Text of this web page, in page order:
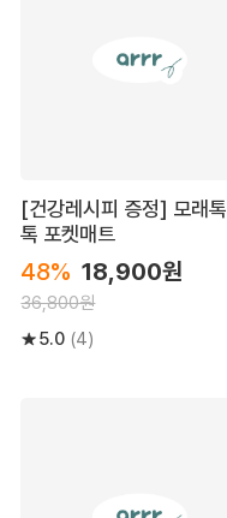
[건강레시피 증정] 모래톡
톡 포켓매트
48% 18,900원
36,800원
5.0 (4)